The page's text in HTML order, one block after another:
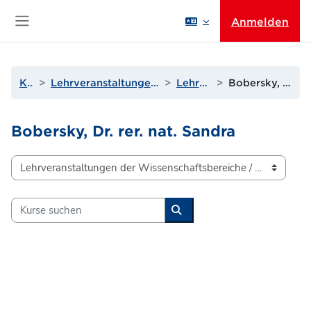
Anmelden
Kurse Lehrveranstaltungen der Wissenschaftsbereiche Lehrende A bis D Bobersky, Dr. rer. nat. Sandra
Bobersky, Dr. rer. nat. Sandra
Kursbereiche
Kurse suchen
Kurse suchen